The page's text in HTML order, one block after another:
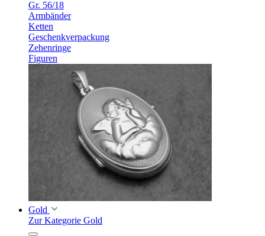
Gr. 56/18
Armbänder
Ketten
Geschenkverpackung
Zehenringe
Figuren
Gold
Zur Kategorie Gold